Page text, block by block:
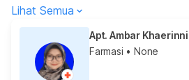
Lihat Semua
Apt. Ambar
Farmasi • None